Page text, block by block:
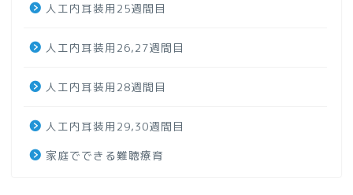
人工内耳装用25週間目
人工内耳装用26,27週間目
人工内耳装用28週間目
人工内耳装用29,30週間目
家庭でできる難聴療育